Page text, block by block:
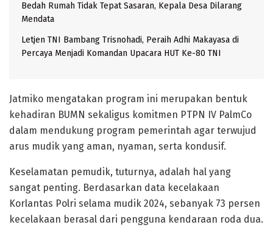
Bedah Rumah Tidak Tepat Sasaran, Kepala Desa Dilarang
Mendata
Letjen TNI Bambang Trisnohadi, Peraih Adhi Makayasa di
Percaya Menjadi Komandan Upacara HUT Ke-80 TNI
Jatmiko mengatakan program ini merupakan bentuk
kehadiran BUMN sekaligus komitmen PTPN IV PalmCo
dalam mendukung program pemerintah agar terwujud
arus mudik yang aman, nyaman, serta kondusif.
Keselamatan pemudik, tuturnya, adalah hal yang
sangat penting. Berdasarkan data kecelakaan
Korlantas Polri selama mudik 2024, sebanyak 73 persen
kecelakaan berasal dari pengguna kendaraan roda dua.